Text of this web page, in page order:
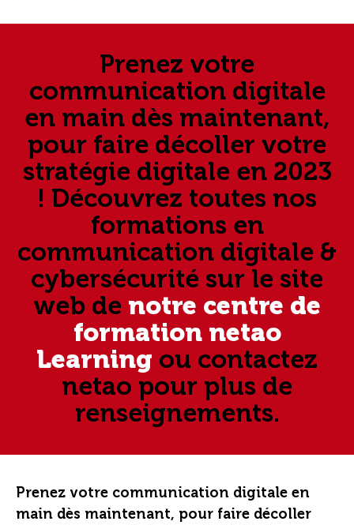
Prenez votre
communication digitale
en main dès maintenant,
pour faire décoller votre
stratégie digitale en 2023
! Découvrez toutes nos
formations en
communication digitale &
cybersécurité sur le site
web de notre centre de
formation netao
Learning ou contactez
netao pour plus de
renseignements.
Prenez votre communication digitale en
main dès maintenant, pour faire décoller